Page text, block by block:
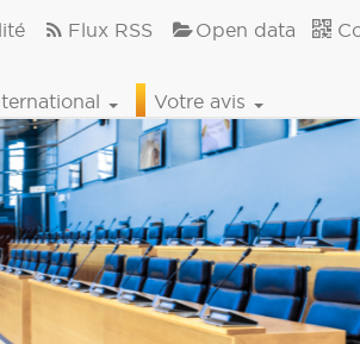
Flux RSS Open data
Votre avis